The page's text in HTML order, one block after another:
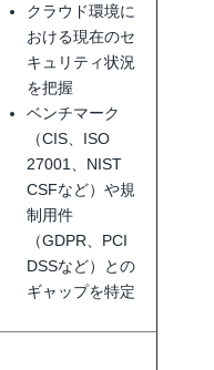
クラウド環境に
おける現在のセ
キュリティ状況
を把握
ベンチマーク
（CIS、ISO
27001、NIST
CSFなど）や規
制用件
（GDPR、PCI
DSSなど）との
ギャップを特定